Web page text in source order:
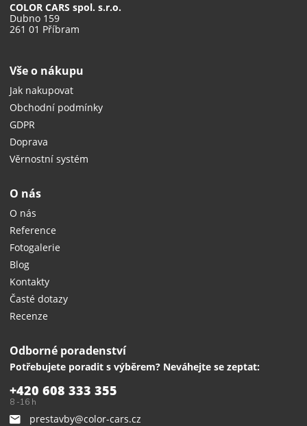
COLOR CARS spol. s.r.o.
Dubno 159
261 01 Příbram
Vše o nákupu
Jak nakupovat
Obchodní podmínky
GDPR
Doprava
Věrnostní systém
O nás
O nás
Reference
Fotogalerie
Blog
Kontakty
Časté dotazy
Recenze
Odborné poradenství
Potřebujete poradit s výběrem? Neváhejte se zeptat:
+420 608 333 355
8 -16 h
prestavby@color-cars.cz